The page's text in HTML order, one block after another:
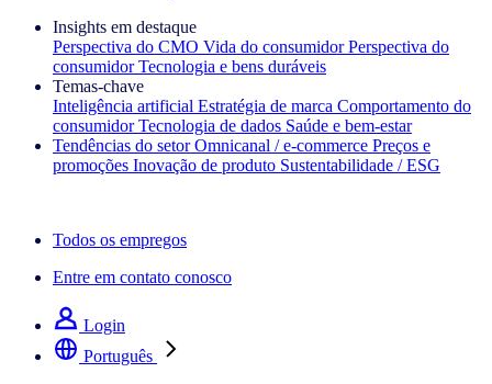
Insights em destaque
Perspectiva do CMO Vida do consumidor Perspectiva do
consumidor Tecnologia e bens duráveis
Temas‑chave
Inteligência artificial Estratégia de marca Comportamento do
consumidor Tecnologia de dados Saúde e bem‑estar
Tendências do setor Omnicanal / e‑commerce Preços e
promoções Inovação de produto Sustentabilidade / ESG
Todos os empregos
Entre em contato conosco
Login
Português